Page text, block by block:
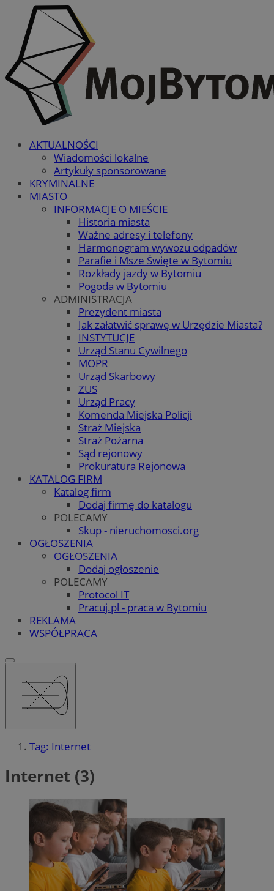
AKTUALNOŚCI
Wiadomości lokalne
Artykuły sponsorowane
KRYMINALNE
MIASTO
INFORMACJE O MIEŚCIE
Historia miasta
Ważne adresy i telefony
Harmonogram wywozu odpadów
Parafie i Msze Święte w Bytomiu
Rozkłady jazdy w Bytomiu
Pogoda w Bytomiu
ADMINISTRACJA
Prezydent miasta
Jak załatwić sprawę w Urzędzie Miasta?
INSTYTUCJE
Urząd Stanu Cywilnego
MOPR
Urząd Skarbowy
ZUS
Urząd Pracy
Komenda Miejska Policji
Straż Miejska
Straż Pożarna
Sąd rejonowy
Prokuratura Rejonowa
KATALOG FIRM
Katalog firm
Dodaj firmę do katalogu
POLECAMY
Skup - nieruchomosci.org
OGŁOSZENIA
OGŁOSZENIA
Dodaj ogłoszenie
POLECAMY
Protocol IT
Pracuj.pl - praca w Bytomiu
REKLAMA
WSPÓŁPRACA
Tag: Internet
Internet (3)